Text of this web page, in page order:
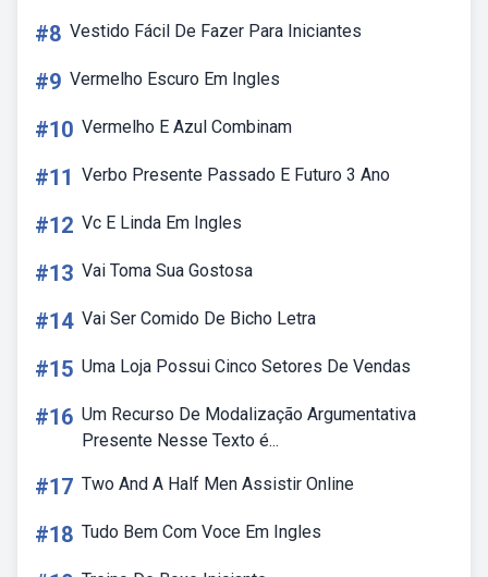
#8 Vestido Fácil De Fazer Para Iniciantes
#9 Vermelho Escuro Em Ingles
#10 Vermelho E Azul Combinam
#11 Verbo Presente Passado E Futuro 3 Ano
#12 Vc E Linda Em Ingles
#13 Vai Toma Sua Gostosa
#14 Vai Ser Comido De Bicho Letra
#15 Uma Loja Possui Cinco Setores De Vendas
#16 Um Recurso De Modalização Argumentativa
Presente Nesse Texto é...
#17 Two And A Half Men Assistir Online
#18 Tudo Bem Com Voce Em Ingles